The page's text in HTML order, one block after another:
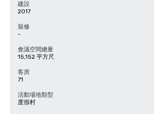
建設
2017
裝修
-
會議空間總量
15,152 平方尺
客房
71
活動場地類型
度假村